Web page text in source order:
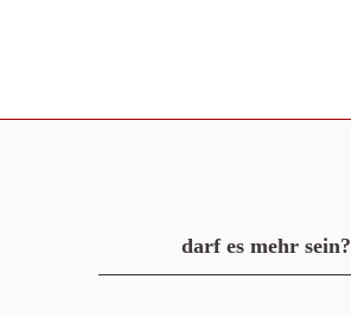
darf es mehr sein?